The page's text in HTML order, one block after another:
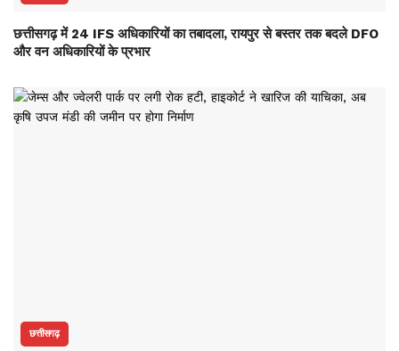
छत्तीसगढ़ में 24 IFS अधिकारियों का तबादला, रायपुर से बस्तर तक बदले DFO
और वन अधिकारियों के प्रभार
छत्तीसगढ़